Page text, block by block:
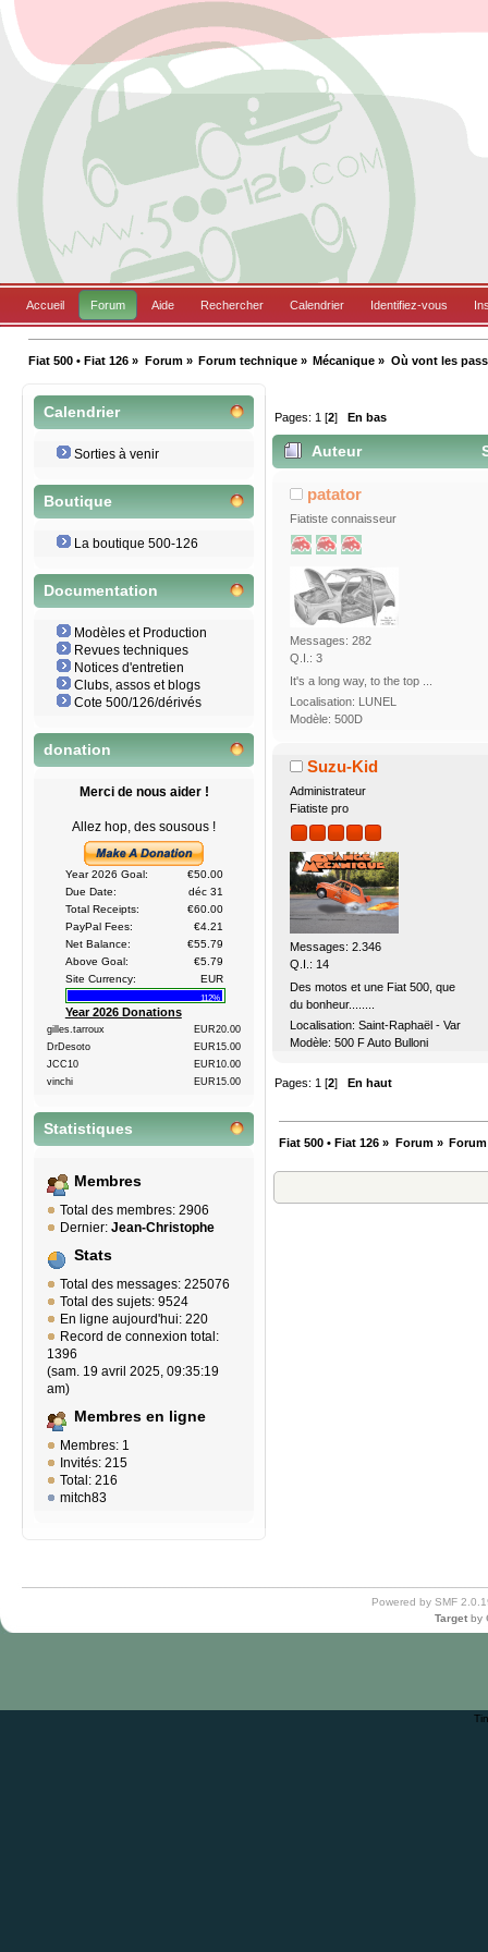
Accueil Forum Aide Rechercher Calendrier Identifiez-vous
Fiat 500 • Fiat 126 » Forum» Forum technique» Mécanique » Où vont les
Calendrier
Sorties à venir
Boutique
La boutique 500-126
Documentation
Modèles et Production
Revues techniques
Notices d'entretien
Clubs, assos et blogs
Cote 500/126/dérivés
donation
Merci de nous aider !
Allez hop, des sousous !
Year 2026 Goal:
€50.00
Due Date:
déc 31
Total Receipts:
€60.00
PayPal Fees:
€4.21
Net Balance:
€55.79
Above Goal:
€5.79
Site Currency:
EUR
112%
Year 2026 Donations
gilles.tarroux
EUR20.00
DrDesoto
EUR15.00
JCC10
EUR10.00
vinchi
EUR15.00
Statistiques
Membres
Total des membres: 2906
Dernier: Jean-Christophe
Stats
Total des messages: 225076
Total des sujets: 9524
En ligne aujourd'hui: 220
Record de connexion total:
1396
(sam. 19 avril 2025, 09:35:19
am)
Membres en ligne
Membres: 1
Invités: 215
Total: 216
mitch83
Pages: 1 [2] En bas
Auteur
fois)patator
Fiatiste connaisseur
Messages: 282
Q.I.: 3
It's a long way, to the top ...
Localisation: LUNEL
Modèle: 500D
Suzu-Kid
Administrateur
Fiatiste pro
Messages: 2.346
Q.I.: 14
Des motos et une Fiat 500, que
du bonheur........
Localisation: Saint-Raphaël - Var
Modèle: 500 F Auto Bulloni
Pages: 1 [2] En haut
Fiat 500 • Fiat 126 » Forum»
Powered by SMF
Target by